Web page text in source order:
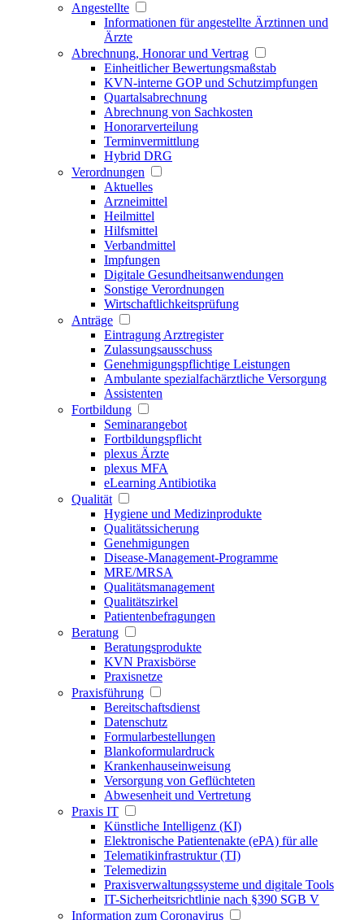
Angestellte
Informationen für angestellte Ärztinnen und
Ärzte
Abrechnung, Honorar und Vertrag
Einheitlicher Bewertungsmaßstab
KVN-interne GOP und Schutzimpfungen
Quartalsabrechnung
Abrechnung von Sachkosten
Honorarverteilung
Terminvermittlung
Hybrid DRG
Verordnungen
Aktuelles
Arzneimittel
Heilmittel
Hilfsmittel
Verbandmittel
Impfungen
Digitale Gesundheitsanwendungen
Sonstige Verordnungen
Wirtschaftlichkeitsprüfung
Anträge
Eintragung Arztregister
Zulassungsausschuss
Genehmigungspflichtige Leistungen
Ambulante spezialfachärztliche Versorgung
Assistenten
Fortbildung
Seminarangebot
Fortbildungspflicht
plexus Ärzte
plexus MFA
eLearning Antibiotika
Qualität
Hygiene und Medizinprodukte
Qualitätssicherung
Genehmigungen
Disease-Management-Programme
MRE/MRSA
Qualitätsmanagement
Qualitätszirkel
Patientenbefragungen
Beratung
Beratungsprodukte
KVN Praxisbörse
Praxisnetze
Praxisführung
Bereitschaftsdienst
Datenschutz
Formularbestellungen
Blankoformulardruck
Krankenhauseinweisung
Versorgung von Geflüchteten
Abwesenheit und Vertretung
Praxis IT
Künstliche Intelligenz (KI)
Elektronische Patientenakte (ePA) für alle
Telematikinfrastruktur (TI)
Telemedizin
Praxisverwaltungssysteme und digitale Tools
IT-Sicherheitsrichtlinie nach §390 SGB V
Information zum Coronavirus